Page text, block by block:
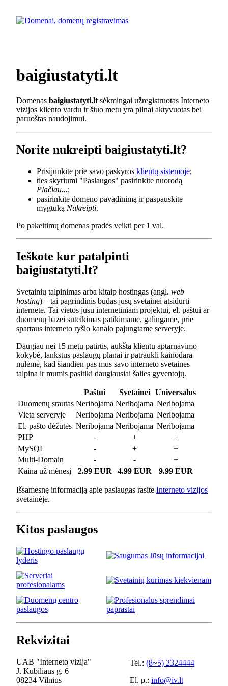
baigiustatyti.lt
Domenas baigiustatyti.lt sėkmingai užregistruotas Interneto
vizijos kliento vardu ir šiuo metu yra pilnai aktyvuotas bei
paruoštas naudojimui.
Norite nukreipti baigiustatyti.lt?
Prisijunkite prie savo paskyros klientų sistemoje;
ties skyriumi "Paslaugos" pasirinkite nuorodą
Plačiau...;
pasirinkite domeno pavadinimą ir paspauskite
mygtuką Nukreipti.
Po pakeitimų domenas pradės veikti per 1 val.
Ieškote kur patalpinti
baigiustatyti.lt?
Svetainių talpinimas arba kitaip hostingas (angl. web
hosting) – tai pagrindinis būdas jūsų svetainei atsidurti
internete. Tai vietos jūsų internetiniam projektui, el. paštui ar
duomenų bazei suteikimas patikimame, galingame, prie
spartaus interneto ryšio kanalo pajungtame serveryje.
Daugiau nei 15 metų patirtis, aukšta klientų aptarnavimo
kokybė, lankstūs paslaugų planai ir patraukli kainodara
nulėmė, kad šiandien pas mus savo interneto svetaines
talpina ir mumis pasitiki daugiausiai šalies gyventojų.
Paštui Svetainei
Universalus
Duomenų srautas Neribojama Neribojama Neribojama
Vieta serveryje
Neribojama Neribojama Neribojama
El. pašto dėžutės Neribojama Neribojama Neribojama
PHP
- +
+
MySQL
- +
+
Multi-Domain
- -
+
Kaina už mėnesį
2.99 EUR 4.99 EUR 9.99 EUR
Išsamesnę informaciją apie paslaugas rasite Interneto vizijos
svetainėje.
Kitos paslaugos
Rekvizitai
UAB "Interneto vizija"
J. Kubiliaus g. 6
08234 Vilnius
Tel.: (8~5) 2324444
El. p.: info@iv.lt